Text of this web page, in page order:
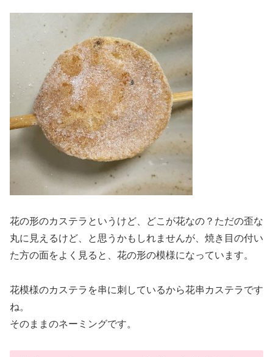
花の形のカステラというけど、どこが花なの？ただの歪な
丸に見えるけど、と思うかもしれませんが、焼き目の付い
た方の面をよく見ると、花の形の模様になっています。
花模様のカステラを串に刺しているから花串カステラです
ね。
そのままのネーミングです。